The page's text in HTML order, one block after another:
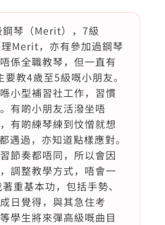
鋼琴（Merit），7級
Merit，亦有參加過鋼琴
係全職教琴，但一直有
教4歲至5級嘅小朋友。
小型補習社工作，習慣
有啲小朋友活潑坐唔
有啲練琴練到忟憎就想
過，亦知道點樣應對。
節奏都唔同，所以會因
調整教學方式，唔會一
重基本功，包括手勢、
日覺得，與其急住考
學生將來彈高級嘅曲目